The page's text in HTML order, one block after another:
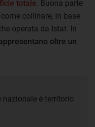
totale . Buona parte
collinare, in base
operata da Istat. In
oltre un
nazionale è territorio